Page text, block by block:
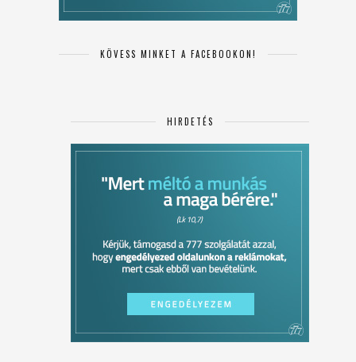
KÖVESS MINKET A FACEBOOKON!
HIRDETÉS